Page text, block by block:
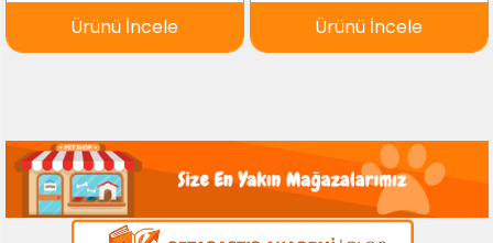
Ürünü İncele Ürünü İncele